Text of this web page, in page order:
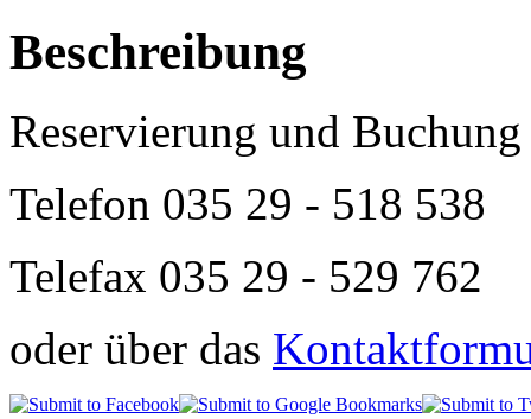
Beschreibung
Reservierung und
Telefon 035 29 - 518 538
Telefax 035 29 - 529 762
oder über das